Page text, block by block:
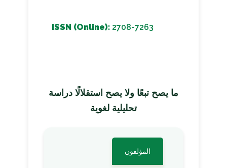
ISSN (Online): 2708-7263
ما يصح تبعًا ولا يصح استقلالًا دراسة
تحليلية لغوية
المؤلفون